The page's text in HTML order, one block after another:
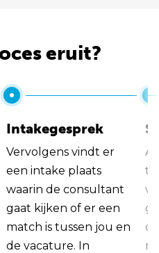
eruit?
Intakegesprek
Vervolgens vindt er
een intake plaats
waarin de consultant
gaat kijken of er een
match is tussen jou en
de vacature. In